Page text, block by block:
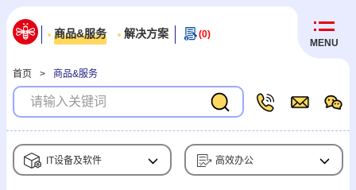
商品&服务 解决方案 (0)
MENU
首页 > 商品&服务
IT设备及软件 高效办公